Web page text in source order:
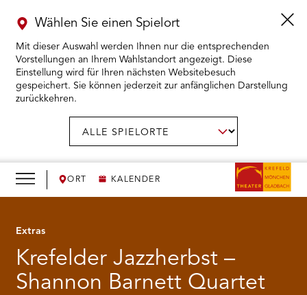
ORT KALENDER
Wählen Sie einen Spielort
Mit dieser Auswahl werden Ihnen nur die entsprechenden
Vorstellungen an Ihrem Wahlstandort angezeigt. Diese
Einstellung wird für Ihren nächsten Websitebesuch
gespeichert. Sie können jederzeit zur anfänglichen Darstellung
zurückkehren.
KARTENKAUF ÖFFNEN
WIR ÖFFNEN
DAS THEATER ÖFFNEN
THEATERPÄDAGOGIK ÖFFNEN
Extras
Krefelder Jazzherbst –
Shannon Barnett Quartet